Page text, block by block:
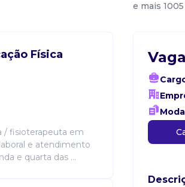
e mais
Física
/ fisioterapeuta em
e atendimento
e quarta das ...